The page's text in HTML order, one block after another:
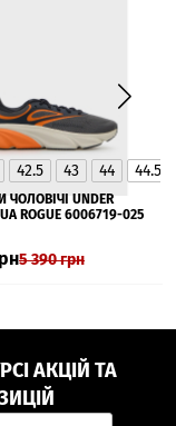
41
▲
42.5 43 44 44.5
ЧОЛОВІЧІ UNDER
ARMOUR UA ROGUE 6006719-025
5 390грн
АКЦІЙ ТА